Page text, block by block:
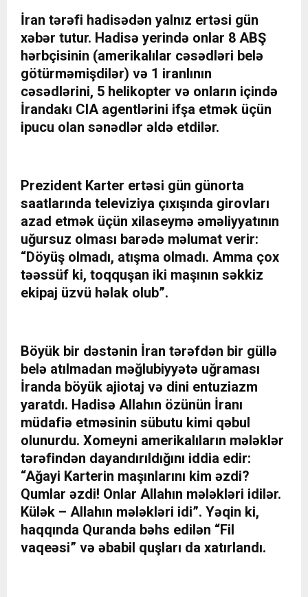
İran tərəfi hadisədən yalnız ertəsi gün
xəbər tutur. Hadisə yerində onlar 8 ABŞ
hərbçisinin (amerikalılar cəsədləri belə
götürməmişdilər) və 1 iranlının
cəsədlərini, 5 helikopter və onların içində
İrandakı CIA agentlərini ifşa etmək üçün
ipucu olan sənədlər əldə etdilər.
Prezident Karter ertəsi gün günorta
saatlarında televiziya çıxışında girovları
azad etmək üçün xilaseymə əməliyyatının
uğursuz olması barədə məlumat verir:
“Döyüş olmadı, atışma olmadı. Amma çox
təəssüf ki, toqquşan iki maşının səkkiz
ekipaj üzvü həlak olub”.
Böyük bir dəstənin İran tərəfdən bir güllə
belə atılmadan məğlubiyyətə uğraması
İranda böyük ajiotaj və dini entuziazm
yaratdı. Hadisə Allahın özünün İranı
müdafiə etməsinin sübutu kimi qəbul
olunurdu. Xomeyni amerikalıların mələklər
tərəfindən dayandırıldığını iddia edir:
“Ağayi Karterin maşınlarını kim əzdi?
Qumlar əzdi! Onlar Allahın mələkləri idilər.
Külək – Allahın mələkləri idi”. Yəqin ki,
haqqında Quranda bəhs edilən “Fil
vaqeəsi” və əbabil quşları da xatırlandı.